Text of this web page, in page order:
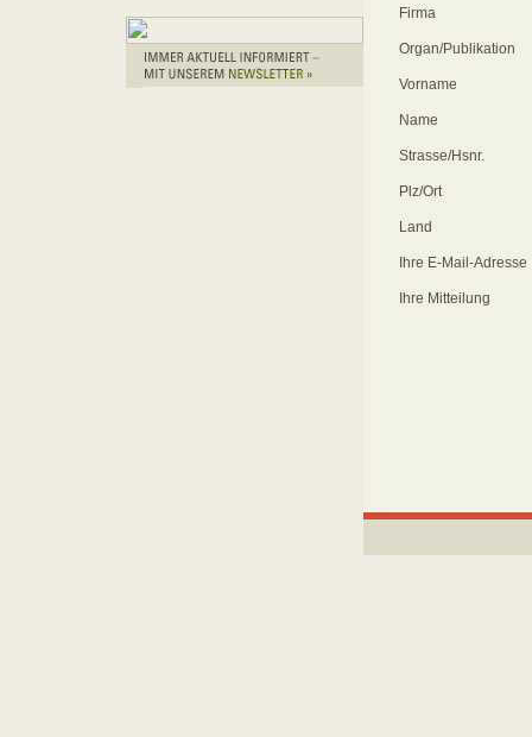
Firma
Organ/Publikation
Vorname
Name
Strasse/Hsnr.
Plz/Ort
Land
Ihre E-Mail-Adresse
Ihre Mitteilung